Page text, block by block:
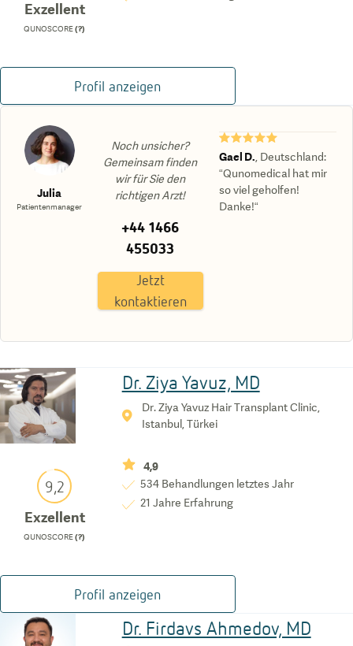
Exzellent
QUNOSCORE(?)
Profil anzeigen
Julia
Patientenmanager
Noch unsicher?
Gemeinsam finden
wir für Sie den
richtigen Arzt!
+44 1466
455033
Jetzt
kontaktieren
★★★★★
Gael D. Deutschland:
“Qunomedical hat mir
so viel geholfen!
Danke!“
9,2
Exzellent
QUNOSCORE(?)
Dr. Ziya Yavuz, MD
Dr. Ziya Yavuz Hair Transplant Clinic,
Istanbul, Türkei
4,9
534 Behandlungen letztes Jahr
21 Jahre Erfahrung
Profil anzeigen
Dr. Firdavs Ahmedov, MD